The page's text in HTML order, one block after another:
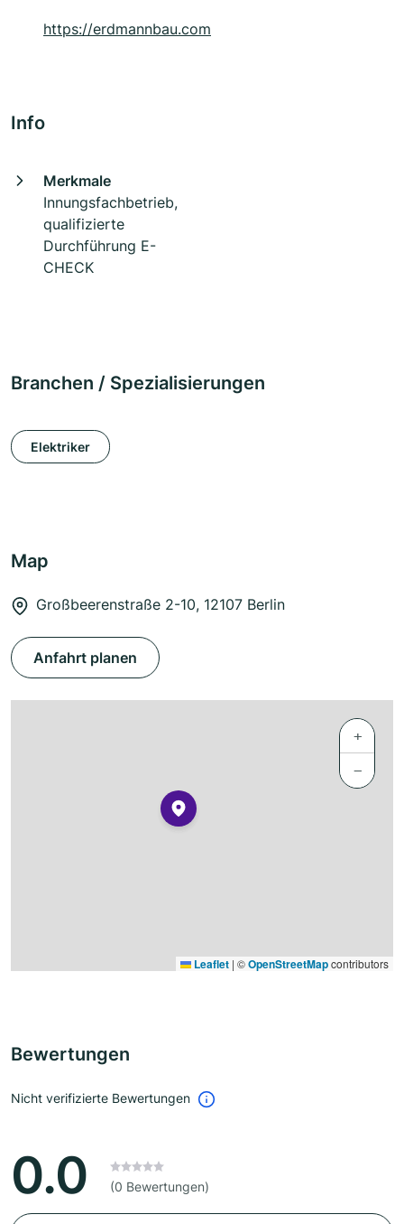
https://erdmannbau.com
Info
Merkmale
Innungsfachbetrieb,
qualifizierte
Durchführung E-
CHECK
Branchen / Spezialisierungen
Elektriker
Map
Großbeerenstraße 2-10, 12107 Berlin
Anfahrt planen
+
−
Leaflet | ©OpenStreetMapcontributors
Bewertungen
Nicht verifizierte Bewertungen
0.0 (0 Bewertungen)